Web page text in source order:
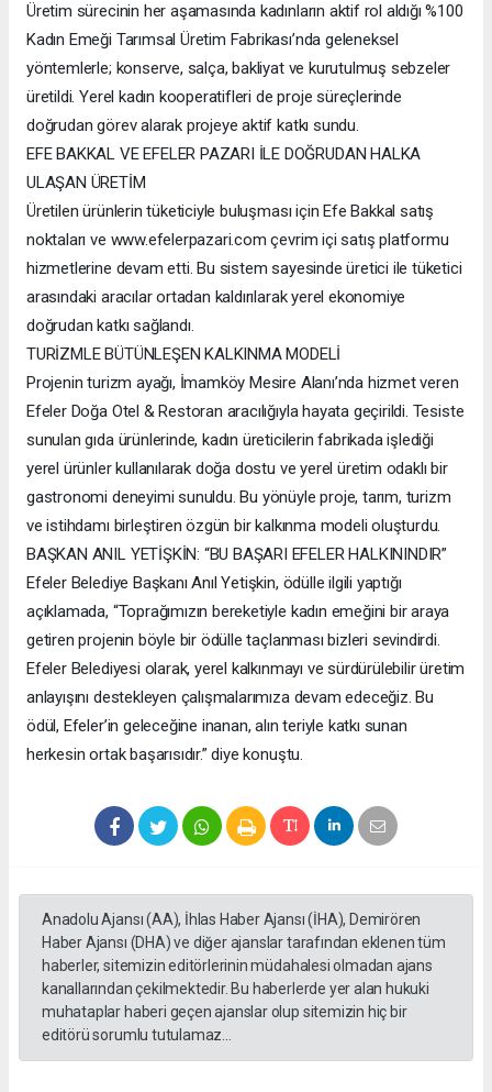
Üretim sürecinin her aşamasında kadınların aktif rol aldığı %100
Kadın Emeği Tarımsal Üretim Fabrikası’nda geleneksel
yöntemlerle; konserve, salça, bakliyat ve kurutulmuş sebzeler
üretildi. Yerel kadın kooperatifleri de proje süreçlerinde
doğrudan görev alarak projeye aktif katkı sundu.
EFE BAKKAL VE EFELER PAZARI İLE DOĞRUDAN HALKA
ULAŞAN ÜRETİM
Üretilen ürünlerin tüketiciyle buluşması için Efe Bakkal satış
noktaları ve www.efelerpazari.com çevrim içi satış platformu
hizmetlerine devam etti. Bu sistem sayesinde üretici ile tüketici
arasındaki aracılar ortadan kaldırılarak yerel ekonomiye
doğrudan katkı sağlandı.
TURİZMLE BÜTÜNLEŞEN KALKINMA MODELİ
Projenin turizm ayağı, İmamköy Mesire Alanı’nda hizmet veren
Efeler Doğa Otel & Restoran aracılığıyla hayata geçirildi. Tesiste
sunulan gıda ürünlerinde, kadın üreticilerin fabrikada işlediği
yerel ürünler kullanılarak doğa dostu ve yerel üretim odaklı bir
gastronomi deneyimi sunuldu. Bu yönüyle proje, tarım, turizm
ve istihdamı birleştiren özgün bir kalkınma modeli oluşturdu.
BAŞKAN ANIL YETİŞKİN: “BU BAŞARI EFELER HALKININDIR”
Efeler Belediye Başkanı Anıl Yetişkin, ödülle ilgili yaptığı
açıklamada, “Toprağımızın bereketiyle kadın emeğini bir araya
getiren projenin böyle bir ödülle taçlanması bizleri sevindirdi.
Efeler Belediyesi olarak, yerel kalkınmayı ve sürdürülebilir üretim
anlayışını destekleyen çalışmalarımıza devam edeceğiz. Bu
ödül, Efeler’in geleceğine inanan, alın teriyle katkı sunan
herkesin ortak başarısıdır.” diye konuştu.
Anadolu Ajansı (AA), İhlas Haber Ajansı (İHA), Demirören
Haber Ajansı (DHA) ve diğer ajanslar tarafından eklenen tüm
haberler, sitemizin editörlerinin müdahalesi olmadan ajans
kanallarından çekilmektedir. Bu haberlerde yer alan hukuki
muhataplar haberi geçen ajanslar olup sitemizin hiç bir
editörü sorumlu tutulamaz...